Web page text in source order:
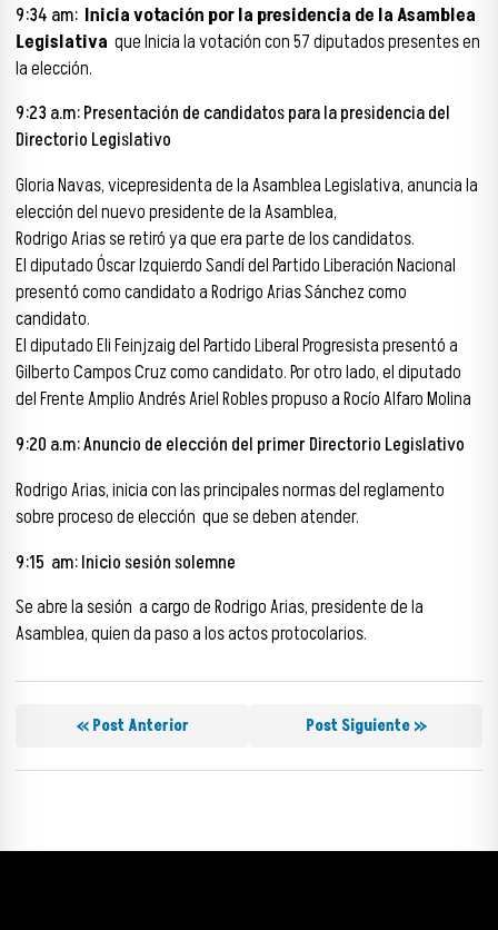
9:34 am: Inicia votación por la presidencia de la Asamblea
Legislativa que Inicia la votación con 57 diputados presentes en
la elección.
9:23 a.m: Presentación de candidatos para la presidencia del
Directorio Legislativo
Gloria Navas, vicepresidenta de la Asamblea Legislativa, anuncia la
elección del nuevo presidente de la Asamblea,
Rodrigo Arias se retiró ya que era parte de los candidatos.
El diputado Óscar Izquierdo Sandí del Partido Liberación Nacional
presentó como candidato a Rodrigo Arias Sánchez como
candidato.
El diputado Eli Feinjzaig del Partido Liberal Progresista presentó a
Gilberto Campos Cruz como candidato. Por otro lado, el diputado
del Frente Amplio Andrés Ariel Robles propuso a Rocío Alfaro Molina
9:20 a.m: Anuncio de elección del primer Directorio Legislativo
Rodrigo Arias, inicia con las principales normas del reglamento
sobre proceso de elección que se deben atender.
9:15 am: Inicio sesión solemne
Se abre la sesión a cargo de Rodrigo Arias, presidente de la
Asamblea, quien da paso a los actos protocolarios.
« Post Anterior Post Siguiente »